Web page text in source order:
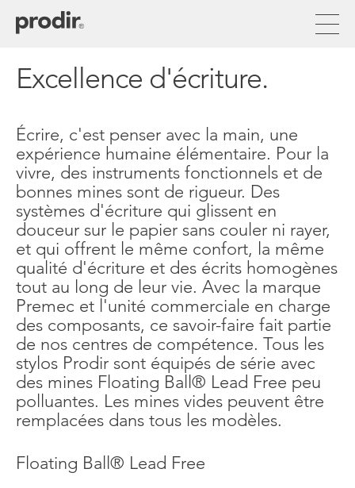
contenu
Excellence d'écriture.
Écrire, c'est penser avec la main, une
expérience humaine élémentaire. Pour la
vivre, des instruments fonctionnels et de
bonnes mines sont de rigueur. Des
systèmes d'écriture qui glissent en
douceur sur le papier sans couler ni rayer,
et qui offrent le même confort, la même
qualité d'écriture et des écrits homogènes
tout au long de leur vie. Avec la marque
Premec et l'unité commerciale en charge
des composants, ce savoir-faire fait partie
de nos centres de compétence. Tous les
stylos Prodir sont équipés de série avec
des mines Floating Ball® Lead Free peu
polluantes. Les mines vides peuvent être
remplacées dans tous les modèles.
Floating Ball® Lead Free